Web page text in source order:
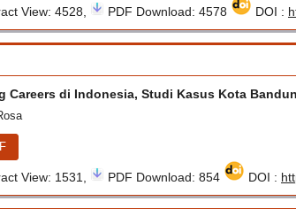
View: 4528, PDF Download: 4578 DOI :
Careers di Indonesia, Studi Kasus Kota
View: 1531, PDF Download: 854 DOI :